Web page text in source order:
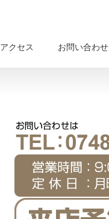
アクセス お問い合わせ